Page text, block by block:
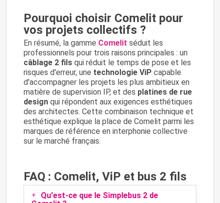
Pourquoi choisir Comelit pour
vos projets collectifs ?
En résumé, la gamme Comelit séduit les
professionnels pour trois raisons principales : un
câblage 2 fils qui réduit le temps de pose et les
risques d'erreur, une technologie ViP capable
d'accompagner les projets les plus ambitieux en
matière de supervision IP, et des platines de rue
design qui répondent aux exigences esthétiques
des architectes. Cette combinaison technique et
esthétique explique la place de Comelit parmi les
marques de référence en interphonie collective
sur le marché français.
FAQ : Comelit, ViP et bus 2 fils
Qu'est-ce que le Simplebus 2 de